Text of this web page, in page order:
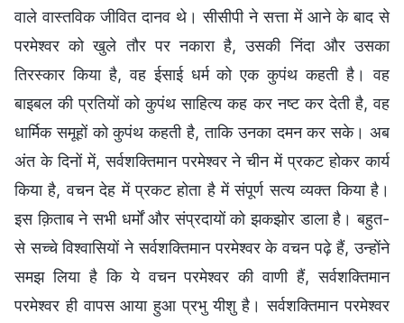
वाले वास्तविक जीवित दानव थे। सीसीपी ने सत्ता में आने के बाद से
परमेश्वर को खुले तौर पर नकारा है, उसकी निंदा और उसका
तिरस्कार किया है, वह ईसाई धर्म को एक कुपंथ कहती है। वह
बाइबल की प्रतियों को कुपंथ साहित्य कह कर नष्ट कर देती है, वह
धार्मिक समूहों को कुपंथ कहती है, ताकि उनका दमन कर सके। अब
अंत के दिनों में, सर्वशक्तिमान परमेश्वर ने चीन में प्रकट होकर कार्य
किया है, वचन देह में प्रकट होता है में संपूर्ण सत्य व्यक्त किया है।
इस क़िताब ने सभी धर्मों और संप्रदायों को झकझोर डाला है। बहुत-
से सच्चे विश्वासियों ने सर्वशक्तिमान परमेश्वर के वचन पढ़े हैं, उन्होंने
समझ लिया है कि ये वचन परमेश्वर की वाणी हैं, सर्वशक्तिमान
परमेश्वर ही वापस आया हुआ प्रभु यीशु है। सर्वशक्तिमान परमेश्वर